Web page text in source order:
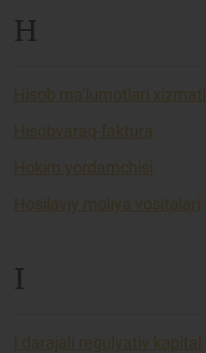
H
Hisob ma’lumotlari xizmati
Hisobvaraq-faktura
Hokim yordamchisi
Hosilaviy moliya vositalari
I
I darajali regulyativ kapital